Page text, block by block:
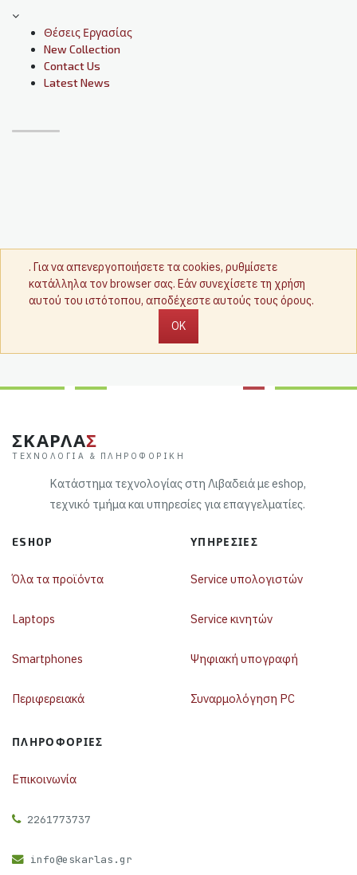
Θέσεις Εργασίας
New Collection
Contact Us
Latest News
. Για να απενεργοποιήσετε τα cookies, ρυθμίσετε
κατάλληλα τον browser σας. Εάν συνεχίσετε τη χρήση
αυτού του ιστότοπου, αποδέχεστε αυτούς τους όρους.
OK
ΣΚΑΡΛΑΣ
ΤΕΧΝΟΛΟΓΊΑ & ΠΛΗΡΟΦΟΡΙΚΉ
Κατάστημα τεχνολογίας στη Λιβαδειά με eshop,
τεχνικό τμήμα και υπηρεσίες για επαγγελματίες.
ESHOP
Όλα τα προϊόντα
Laptops
Smartphones
Περιφερειακά
ΥΠΗΡΕΣΊΕΣ
Service υπολογιστών
Service κινητών
Ψηφιακή υπογραφή
Συναρμολόγηση PC
ΠΛΗΡΟΦΟΡΊΕΣ
Επικοινωνία
2261773737
info@eskarlas.gr